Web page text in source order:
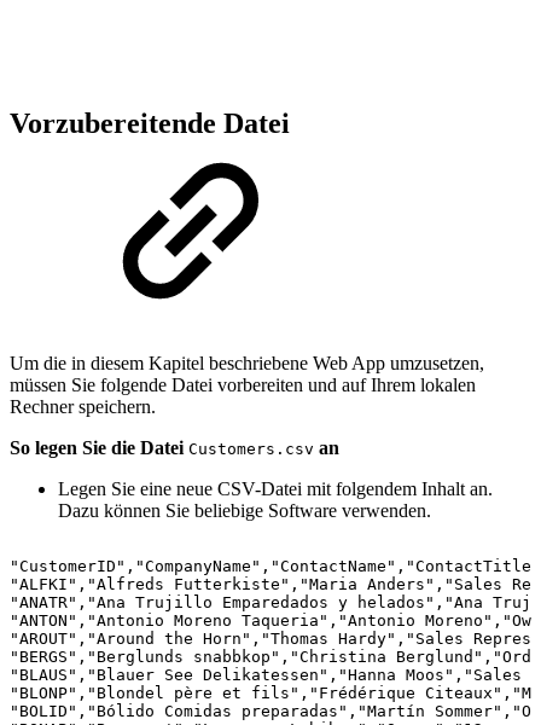
Vorzubereitende Datei
Um die in diesem Kapitel beschriebene Web App umzusetzen,
müssen Sie folgende Datei vorbereiten und auf Ihrem lokalen
Rechner speichern.
So legen Sie die Datei Customers.csv an
Legen Sie eine neue CSV-Datei mit folgendem Inhalt an.
Dazu können Sie beliebige Software verwenden.
"ALFKI","Alfreds
Futterkiste","Maria Anders","Sales
"ANATR","Ana Trujillo Emparedados y helados","Ana
"ANTON","Antonio Moreno Taqueria","Antonio
"AROUT","Around
the Horn","Thomas Hardy","Sales
"BERGS","Berglunds
snabbkop","Christina
"BLAUS","Blauer See Delikatessen","Hanna Moos","Sales
"BLONP","Blondel
père et fils","Frédérique
"BOLID","Bólido Comidas preparadas","Martín